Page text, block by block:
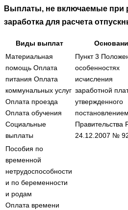
Выплаты, не включаемые при
заработка для расчета
Виды выплат
Материальная
помощь Оплата
питания Оплата
коммунальных услуг
Оплата проезда
Оплата обучения
Социальные
выплаты
Пункт 3
особенностях
исчисления
заработной
утвержденного
постановлением
Правительства
24.12.2007 №
Пособия по
временной
нетрудоспособности
и по беременности
и родам
Оплата времени